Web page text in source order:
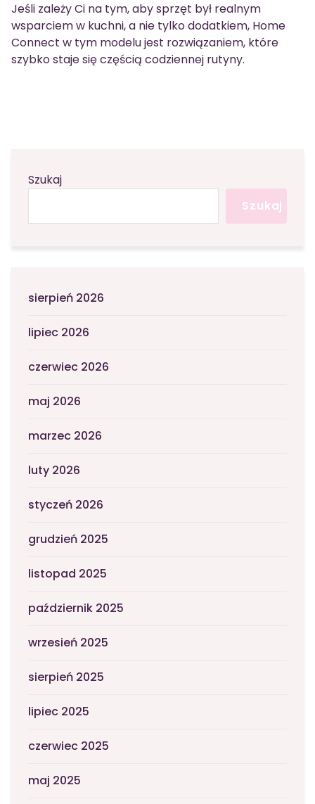
Jeśli zależy Ci na tym, aby sprzęt był realnym
wsparciem w kuchni, a nie tylko dodatkiem, Home
Connect w tym modelu jest rozwiązaniem, które
szybko staje się częścią codziennej rutyny.
Szukaj
Szukaj
sierpień 2026
lipiec 2026
czerwiec 2026
maj 2026
marzec 2026
luty 2026
styczeń 2026
grudzień 2025
listopad 2025
październik 2025
wrzesień 2025
sierpień 2025
lipiec 2025
czerwiec 2025
maj 2025